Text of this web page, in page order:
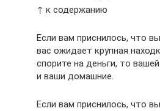
↑ к содержанию
Если вам приснилось, что
вас ожидает крупная
спорите на деньги, то
и ваши домашние.
Если вам приснилось, что